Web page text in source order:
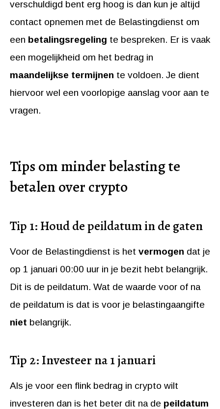
verschuldigd bent erg hoog is dan kun je altijd
contact opnemen met de Belastingdienst om
een betalingsregeling te bespreken. Er is vaak
een mogelijkheid om het bedrag in
maandelijkse termijnen te voldoen. Je dient
hiervoor wel een voorlopige aanslag voor aan te
vragen.
Tips om minder belasting te
betalen over crypto
Tip 1: Houd de peildatum in de gaten
Voor de Belastingdienst is het vermogen dat je
op 1 januari 00:00 uur in je bezit hebt belangrijk.
Dit is de peildatum. Wat de waarde voor of na
de peildatum is dat is voor je belastingaangifte
niet belangrijk.
Tip 2: Investeer na 1 januari
Als je voor een flink bedrag in crypto wilt
investeren dan is het beter dit na de peildatum